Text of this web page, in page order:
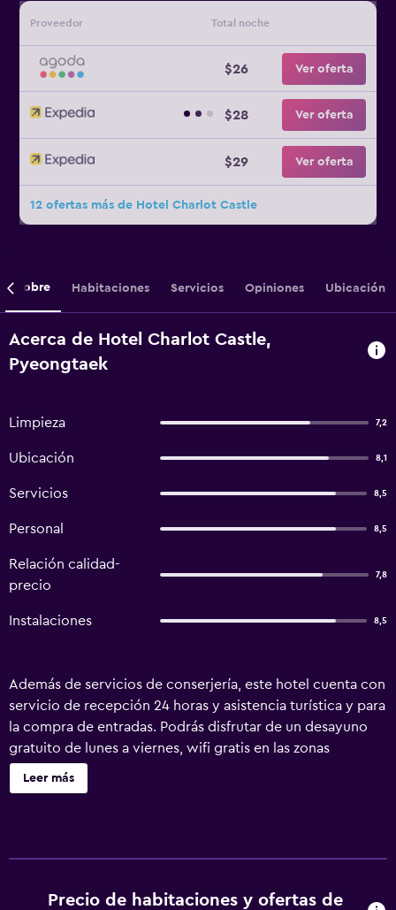
Proveedor Total noche
$26 Ver oferta
$28 Ver oferta
$29 Ver oferta
12 ofertas más de Hotel Charlot Castle
Sobre Habitaciones Servicios Opiniones Ubicación
Acerca de Hotel Charlot Castle,
Pyeongtaek
Limpieza 7,2
Ubicación 8,1
Servicios 8,5
Personal 8,5
Relación calidad-
precio
7,8
Instalaciones 8,5
Además de servicios de conserjería, este hotel cuenta con
servicio de recepción 24 horas y asistencia turística y para
la compra de entradas. Podrás disfrutar de un desayuno
gratuito de lunes a viernes, wifi gratis en las zonas
comunes y aparcamiento gratuito. Otras instalaciones
incluyen un salón de eventos. Charlot Castle Hotel ofrece
habitaciones: frigorífico y cafetera y tetera. Los baños
Leer más
Precio de habitaciones y ofertas de